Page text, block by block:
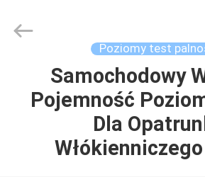
PRODUKTY
INSTRUMENT
Poziomy test
Samochodowy
Pojemność
Dla